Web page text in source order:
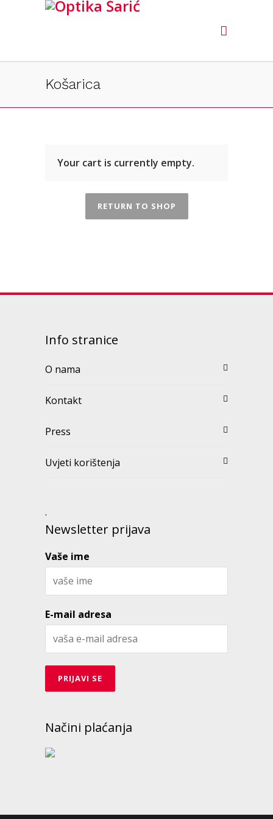
Košarica
Your cart is currently empty.
RETURN TO SHOP
Info stranice
O nama
Kontakt
Press
Uvjeti korištenja
.
Newsletter prijava
Vaše ime
E-mail adresa
Načini plaćanja